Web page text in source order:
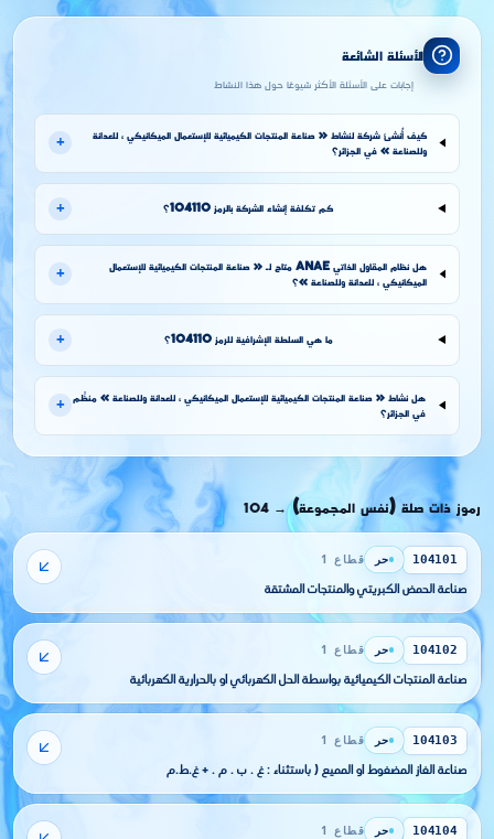
الأسئلة الشائعة
إجابات على الأسئلة الأكثر شيوعًا حول هذا النشاط
كيف أُنشئ شركة لنشاط « صناعة المنتجات الكيميائية للإستعمال الميكانيكي ، للعدانة
وللصناعة » في الجزائر؟
+
كم تكلفة إنشاء الشركة بالرمز 104110؟ +
هل نظام المقاول الذاتي ANAE متاح لـ « صناعة المنتجات الكيميائية للإستعمال
الميكانيكي ، للعدانة وللصناعة »؟
+
ما هي السلطة الإشرافية للرمز 104110؟ +
هل نشاط « صناعة المنتجات الكيميائية للإستعمال الميكانيكي ، للعدانة وللصناعة » منظَّم
في الجزائر؟
+
رموز ذات صلة (نفس المجموعة) →
104
104101 حر قطاع 1
صناعة الحمض الكبريتي والمنتجات المشتقة
104102 حر قطاع 1
صناعة المنتجات الكيميائية بواسطة الحل الكهربائي أو بالحرارية الكهربائية
104103 حر قطاع 1
صناعة الغاز المضغوط أو المميع ( باستثناء : غ . ب . م . + غ.ط.م
104104 حر قطاع 1